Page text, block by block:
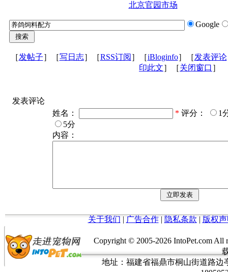
北京官园市场
Google
［发帖子］［写日志］［RSS订阅 ］［iBloginfo］［发表评论
印此文］［关闭窗口 ］
发表评论
姓名：
* 评分：
1
5分
内容：
关于我们 | 广告合作| 隐私条款 | 版权
Copyright © 2005-2026 IntoPet.com
地址：福建省福鼎市桐山街道路边